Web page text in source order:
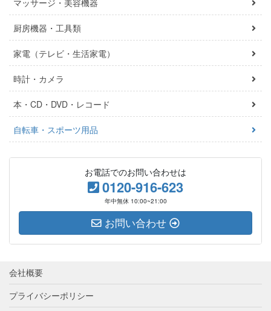
マッサージ・美容機器
厨房機器・工具類
家電（テレビ・生活家電）
時計・カメラ
本・CD・DVD・レコード
自転車・スポーツ用品
お電話でのお問い合わせは
0120-916-623
年中無休 10:00~21:00
お問い合わせ
会社概要
プライバシーポリシー